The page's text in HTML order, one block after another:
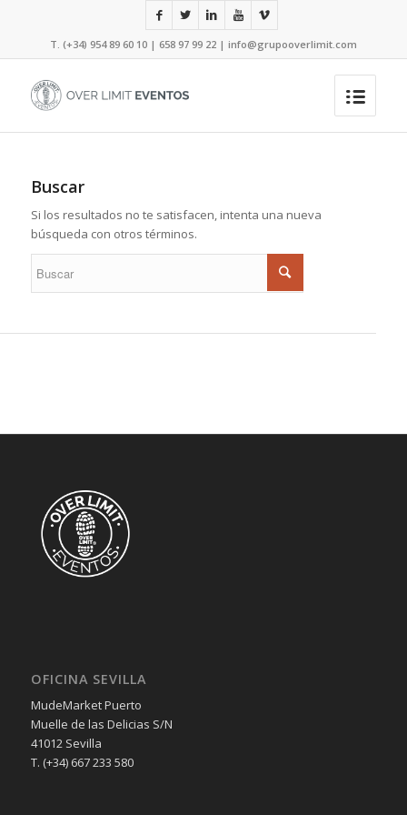
T. (+34) 954 89 60 10 | 658 97 99 22 | info@grupooverlimit.com
Buscar
Si los resultados no te satisfacen, intenta una nueva
búsqueda con otros términos.
OFICINA SEVILLA
MudeMarket Puerto
Muelle de las Delicias S/N
41012 Sevilla
T. (+34) 667 233 580